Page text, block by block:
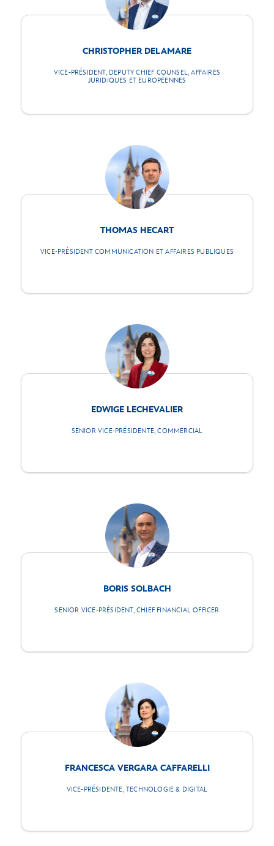
CHRISTOPHER DELAMARE
VICE-PRÉSIDENT, DEPUTY CHIEF COUNSEL, AFFAIRES
JURIDIQUES ET EUROPÉENNES
THOMAS HECART
VICE-PRÉSIDENT COMMUNICATION ET AFFAIRES PUBLIQUES
EDWIGE LECHEVALIER
SENIOR VICE-PRÉSIDENTE, COMMERCIAL
BORIS SOLBACH
SENIOR VICE-PRÉSIDENT, CHIEF FINANCIAL OFFICER
FRANCESCA VERGARA CAFFARELLI
VICE-PRÉSIDENTE, TECHNOLOGIE & DIGITAL